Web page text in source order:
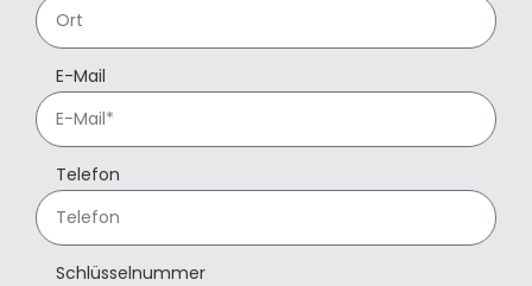
E-Mail
Telefon
Schlüsselnummer